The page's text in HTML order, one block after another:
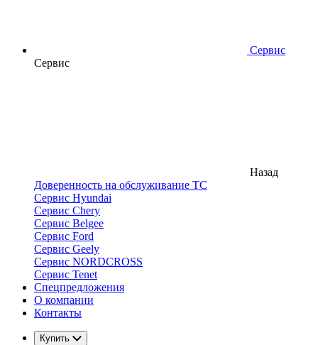
Сервис
Сервис
Назад
Доверенность на обслуживание ТС
Сервис Hyundai
Сервис Chery
Сервис Belgee
Сервис Ford
Сервис Geely
Сервис NORDCROSS
Сервис Tenet
Спецпредложения
О компании
Контакты
Купить